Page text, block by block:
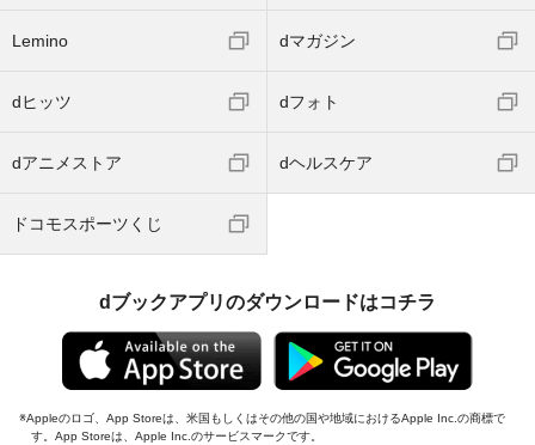
Lemino dマガジン
dヒッツ dフォト
dアニメストア dヘルスケア
ドコモスポーツくじ
dブックアプリのダウンロードはコチラ
Appleのロゴ、App Storeは、米国もしくはその他の国や地域におけるApple Inc.の商標で
す。App Storeは、Apple Inc.のサービスマークです。